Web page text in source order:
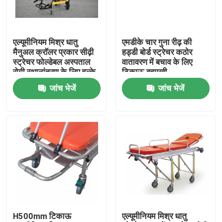
कारखाने का दौरा
गुणवत्ता नियंत्रण
हमसे संपर्क करें
समाचार
उद्धरण मांगें
एल्यूमीनियम मिश्र धातु
मैनुअल क्रॉलर प्रकार सीढ़ी
स्ट्रेचर फोल्डेबल अस्पताल
रोगी स्थानांतरण के लिए हल्के
जांच भेजें
एमडीके चार गुना रीढ़ की
हड्डी बोर्ड स्ट्रेचर कठोर
वातावरण में बचाव के लिए
टिकाऊ बहुमुखी
जांच भेजें
H500mm टिकाऊ
एल्यूमीनियम मिश्र धातु